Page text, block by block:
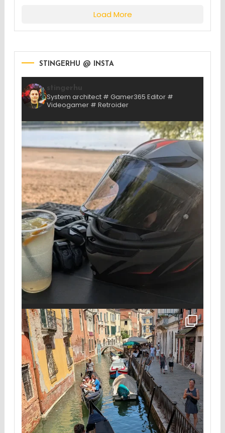
Load More
STINGERHU @ INSTA
System architect # Gamer365 Editor #
Videogamer # Retroider